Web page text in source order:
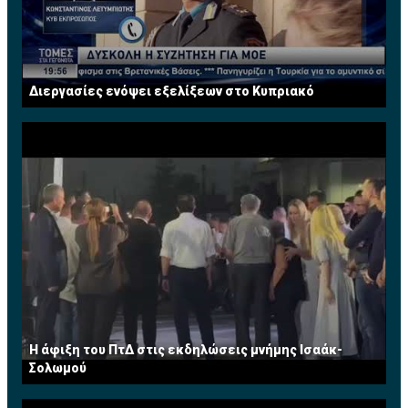
Διεργασίες ενόψει εξελίξεων στο Κυπριακό
Η άφιξη του ΠτΔ στις εκδηλώσεις μνήμης Ισαάκ-
Σολωμού